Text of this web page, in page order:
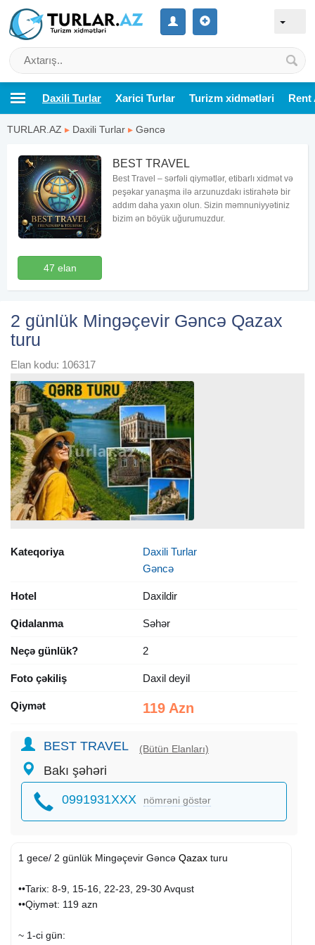
Daxili Turlar Xarici Turlar Turizm xidmətləri Rent
TURLAR.AZ ▸ Daxili Turlar ▸ Gəncə
47 elan
BEST TRAVEL
Best Travel – sərfəli qiymətlər, etibarlı xidmət və
peşəkar yanaşma ilə arzunuzdakı istirahətə bir
addım daha yaxın olun. Sizin məmnuniyyətiniz
bizim ən böyük uğurumuzdur.
2 günlük Mingəçevir Gəncə Qazax
turu
Elan kodu: 106317
Kateqoriya
Daxili Turlar
Gəncə
Hotel Daxildir
Qidalanma Səhər
Neçə günlük? 2
Foto çəkiliş Daxil deyil
Qiymət 119 Azn
BEST TRAVEL (Bütün Elanları)
Bakı şəhəri
0991931XXX nömrəni göstər
1 gece/ 2 günlük Mingəçevir Gəncə Qazax turu
••Tarix: 8-9, 15-16, 22-23, 29-30 Avqust
••Qiymət: 119 azn
~ 1-ci gün: